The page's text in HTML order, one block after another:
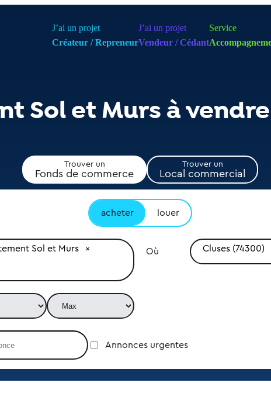
J’ai un projet
Créateur / Repreneur
J’ai un projet
Vendeur / Cédant
Service
Sol et Murs à
Trouver un
Fonds de commerce
Trouver un
Local commercial
acheter louer
Sol et Murs Où Cluses (74300)
Annonces urgentes